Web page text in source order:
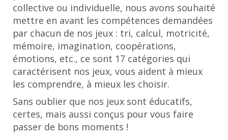
collective ou individuelle, nous avons souhaité
mettre en avant les compétences demandées
par chacun de nos jeux : tri, calcul, motricité,
mémoire, imagination, coopérations,
émotions, etc., ce sont 17 catégories qui
caractérisent nos jeux, vous aident à mieux
les comprendre, à mieux les choisir.
Sans oublier que nos jeux sont éducatifs,
certes, mais aussi conçus pour vous faire
passer de bons moments !